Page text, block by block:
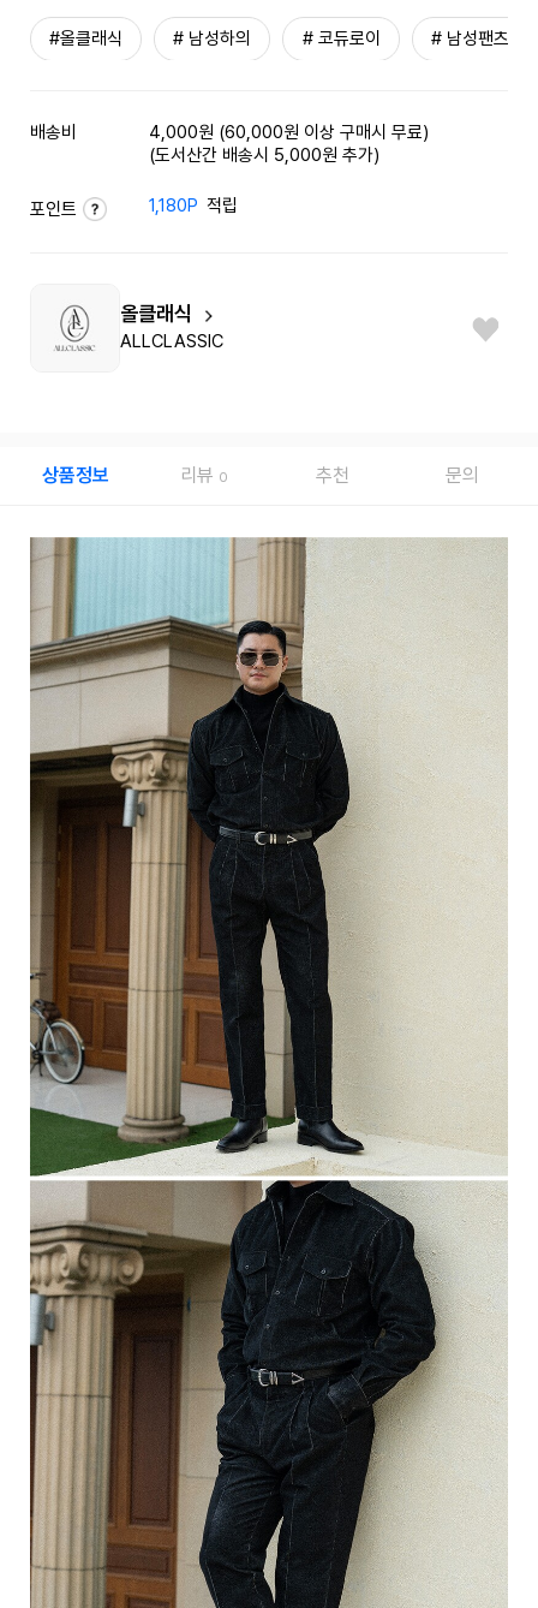
#올클래식 # 남성하의 # 코듀로이 # 남성팬츠
배송비
4,000원 (60,000원 이상 구매시 무료)
(도서산간 배송시 5,000원 추가)
포인트 1,180P 적립
올클래식
ALLCLASSIC
상품정보 리뷰 0 추천 문의